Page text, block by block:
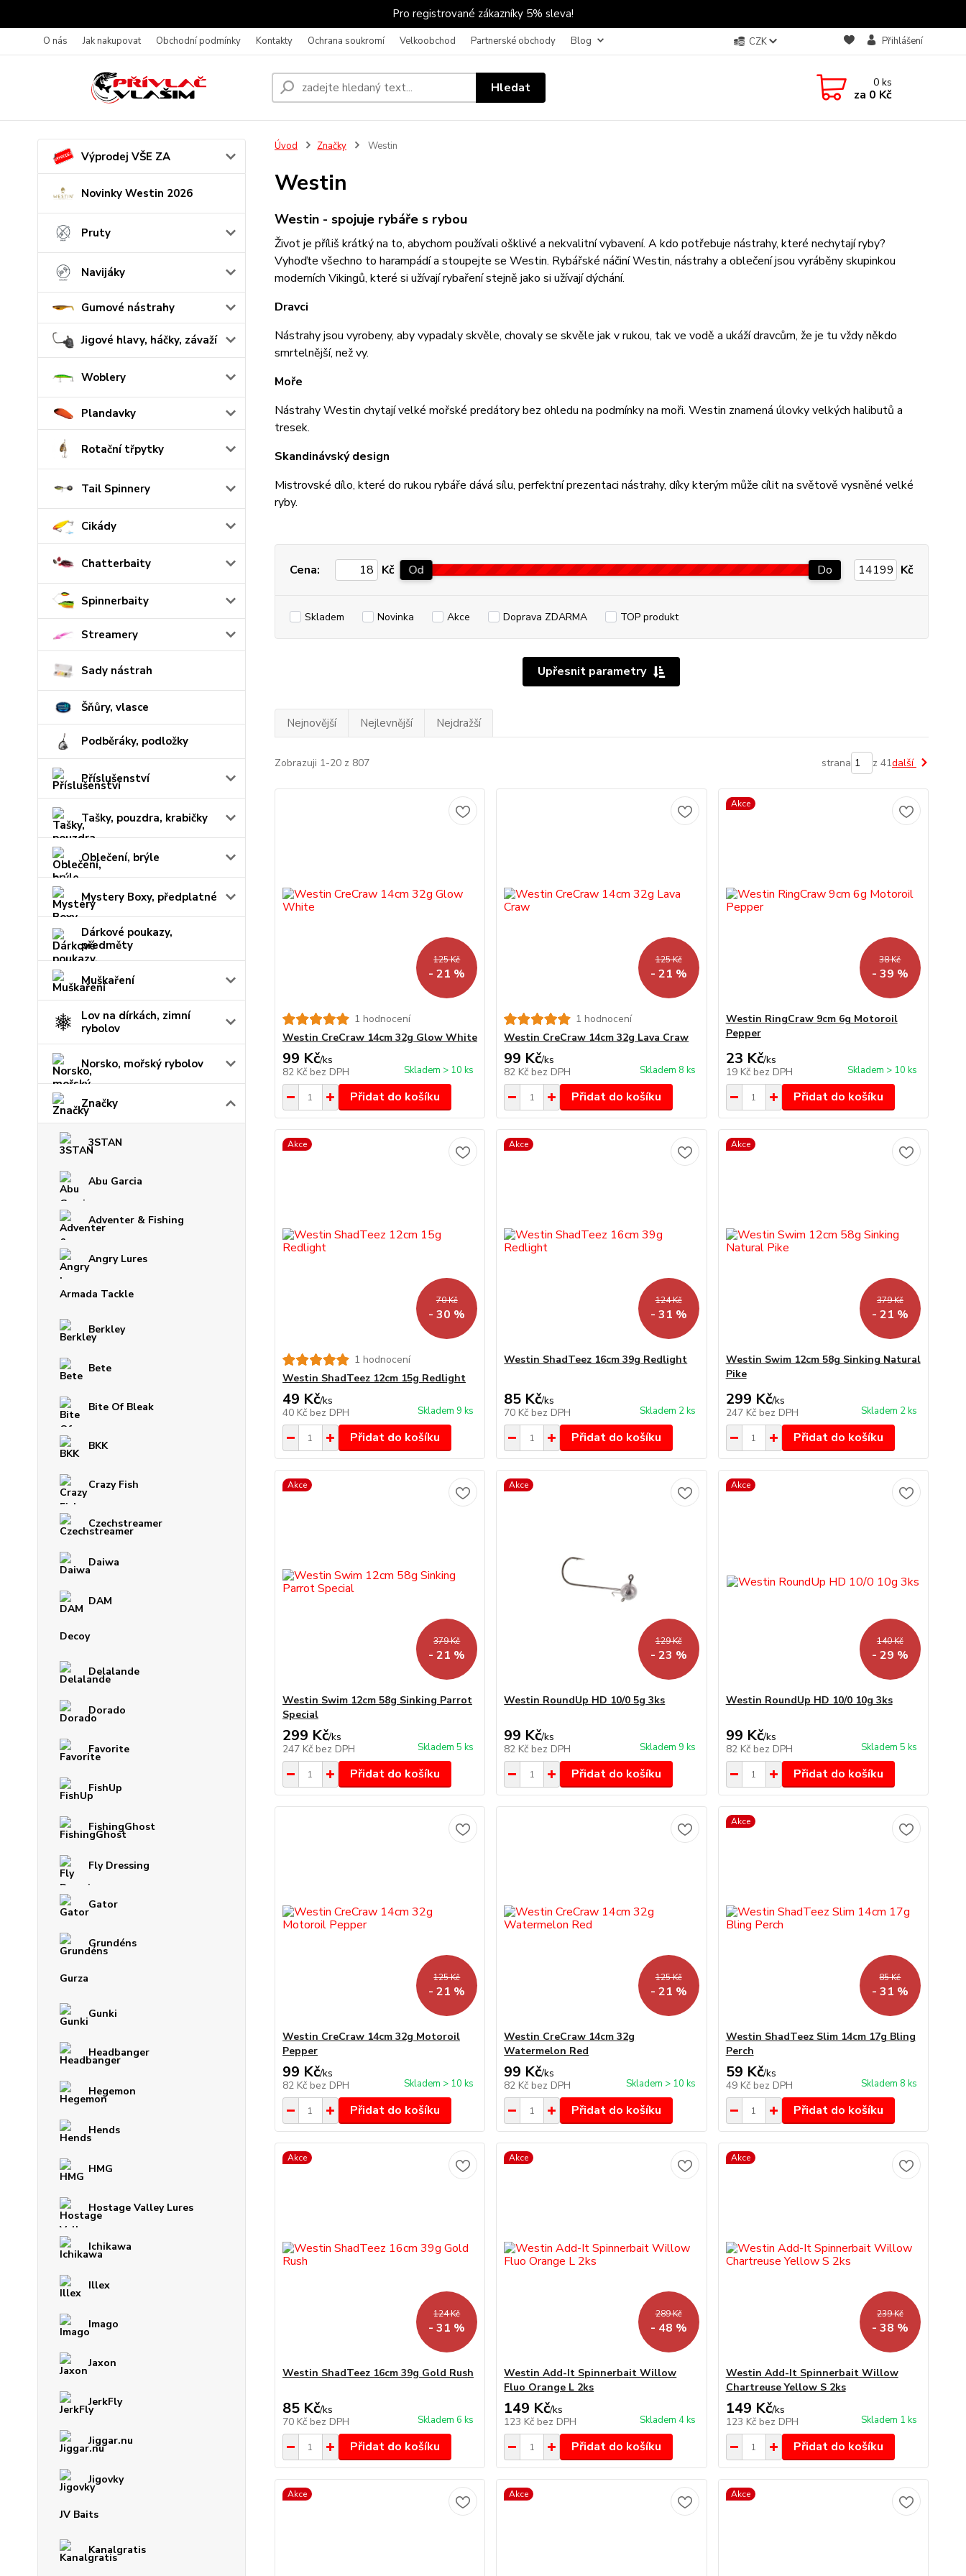
Pro registrované zákazníky 5% sleva!
O nás Jak nakupovat Obchodní podmínky Kontakty Ochrana soukromí Velkoobchod Partnerské obchody Blog CZK Přihlášení
Hledat 0ks
za 0 Kč
Výprodej VŠE ZA
Novinky Westin 2026
Pruty
Navijáky
Gumové nástrahy
Jigové hlavy, háčky, závaží
Woblery
Plandavky
Rotační třpytky
Tail Spinnery
Cikády
Chatterbaity
Spinnerbaity
Streamery
Sady nástrah
Šňůry, vlasce
Podběráky, podložky
Příslušenství
Tašky, pouzdra, krabičky
Oblečení, brýle
Mystery Boxy, předplatné
Dárkové poukazy,
předměty
Muškaření
Lov na dírkách, zimní
rybolov
Norsko, mořský rybolov
Značky
3STAN
Abu Garcia
Adventer & Fishing
Angry Lures
Armada Tackle
Berkley
Bete
Bite Of Bleak
BKK
Crazy Fish
Czechstreamer
Daiwa
DAM
Decoy
Delalande
Dorado
Favorite
FishUp
FishingGhost
Fly Dressing
Gator
Grundéns
Gurza
Gunki
Headbanger
Hegemon
Hends
HMG
Hostage Valley Lures
Ichikawa
Illex
Imago
Jaxon
JerkFly
Jiggar.nu
Jigovky
JV Baits
Kanalgratis
Úvod Značky Westin
Westin
Westin - spojuje rybáře s rybou
Život je příliš krátký na to, abychom používali ošklivé a nekvalitní vybavení. A kdo potřebuje nástrahy, které nechytají ryby?
Vyhoďte všechno to harampádí a stoupejte se Westin. Rybářské náčiní Westin, nástrahy a oblečení jsou vyráběny skupinkou
moderních Vikingů, které si užívají rybaření stejně jako si užívají dýchání.
Dravci
Nástrahy jsou vyrobeny, aby vypadaly skvěle, chovaly se skvěle jak v rukou, tak ve vodě a ukáží dravcům, že je tu vždy někdo
smrtelnější, než vy.
Moře
Nástrahy Westin chytají velké mořské predátory bez ohledu na podmínky na moři. Westin znamená úlovky velkých halibutů a
tresek.
Skandinávský design
Mistrovské dílo, které do rukou rybáře dává sílu, perfektní prezentaci nástrahy, díky kterým může cílit na světově vysněné velké
ryby.
Upřesnit parametry
Cena: Kč Od Do Kč
Skladem Novinka Akce Doprava ZDARMA TOP produkt
Nejnovější Nejlevnější Nejdražší
Zobrazuji 1-20 z 807 strana z 41další
125 Kč
- 21 %
1 hodnocení
Westin CreCraw 14cm 32g Glow White
99 Kč/ks
82 Kč bez DPH Skladem > 10 ks
Přidat do košíku
125 Kč
- 21 %
1 hodnocení
Westin CreCraw 14cm 32g Lava Craw
99 Kč/ks
82 Kč bez DPH Skladem 8 ks
Přidat do košíku
Akce
38 Kč
- 39 %
Westin RingCraw 9cm 6g Motoroil
Pepper
23 Kč/ks
19 Kč bez DPH Skladem > 10 ks
Přidat do košíku
Akce
70 Kč
- 30 %
1 hodnocení
Westin ShadTeez 12cm 15g Redlight
49 Kč/ks
40 Kč bez DPH Skladem 9 ks
Přidat do košíku
Akce
124 Kč
- 31 %
Westin ShadTeez 16cm 39g Redlight
85 Kč/ks
70 Kč bez DPH Skladem 2 ks
Přidat do košíku
Akce
379 Kč
- 21 %
Westin Swim 12cm 58g Sinking Natural
Pike
299 Kč/ks
247 Kč bez DPH Skladem 2 ks
Přidat do košíku
Akce
379 Kč
- 21 %
Westin Swim 12cm 58g Sinking Parrot
Special
299 Kč/ks
247 Kč bez DPH Skladem 5 ks
Přidat do košíku
Akce
129 Kč
- 23 %
Westin RoundUp HD 10/0 5g 3ks
99 Kč/ks
82 Kč bez DPH Skladem 9 ks
Přidat do košíku
Akce
140 Kč
- 29 %
Westin RoundUp HD 10/0 10g 3ks
99 Kč/ks
82 Kč bez DPH Skladem 5 ks
Přidat do košíku
125 Kč
- 21 %
Westin CreCraw 14cm 32g Motoroil
Pepper
99 Kč/ks
82 Kč bez DPH Skladem > 10 ks
Přidat do košíku
125 Kč
- 21 %
Westin CreCraw 14cm 32g
Watermelon Red
99 Kč/ks
82 Kč bez DPH Skladem > 10 ks
Přidat do košíku
Akce
85 Kč
- 31 %
Westin ShadTeez Slim 14cm 17g Bling
Perch
59 Kč/ks
49 Kč bez DPH Skladem 8 ks
Přidat do košíku
Akce
124 Kč
- 31 %
Westin ShadTeez 16cm 39g Gold Rush
85 Kč/ks
70 Kč bez DPH Skladem 6 ks
Přidat do košíku
Akce
289 Kč
- 48 %
Westin Add-It Spinnerbait Willow
Fluo Orange L 2ks
149 Kč/ks
123 Kč bez DPH Skladem 4 ks
Přidat do košíku
Akce
239 Kč
- 38 %
Westin Add-It Spinnerbait Willow
Chartreuse Yellow S 2ks
149 Kč/ks
123 Kč bez DPH Skladem 1 ks
Přidat do košíku
Akce Akce Akce